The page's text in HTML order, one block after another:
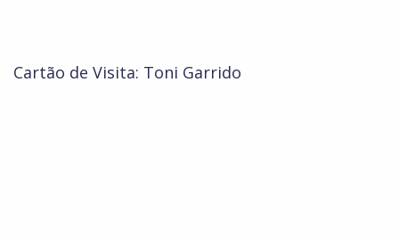
Cartão de Visita: Toni Garrido